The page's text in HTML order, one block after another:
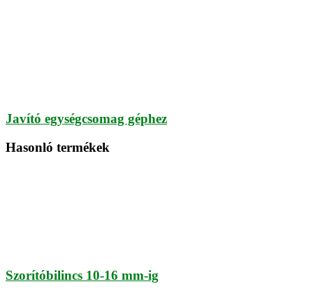
Javító egységcsomag géphez
Hasonló termékek
Szorítóbilincs 10-16 mm-ig